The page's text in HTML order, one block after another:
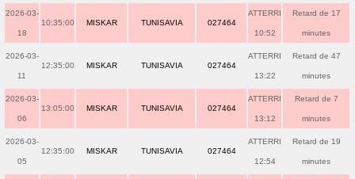
2026-03-
18
10:35:00 MISKAR TUNISAVIA 027464
ATTERRI
10:52
Retard de 17
minutes
2026-03-
11
12:35:00 MISKAR TUNISAVIA 027464
ATTERRI
13:22
Retard de 47
minutes
2026-03-
06
13:05:00 MISKAR TUNISAVIA 027464
ATTERRI
13:12
Retard de 7
minutes
2026-03-
05
12:35:00 MISKAR TUNISAVIA 027464
ATTERRI
12:54
Retard de 19
minutes